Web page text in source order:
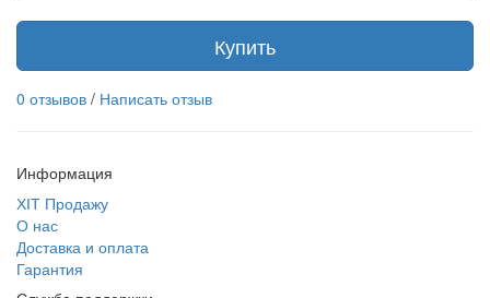
Купить
0 отзывов / Написать отзыв
Информация
ХІТ Продажу
О нас
Доставка и оплата
Гарантия